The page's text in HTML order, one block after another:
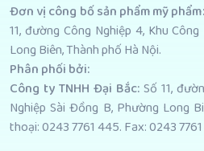
Đơn vị công bố sản phẩm mỹ phẩm:
11, đường Công Nghiệp 4, Khu
Long Biên, Thành phố Hà Nội.
Phân phối bởi:
Công ty TNHH Đại Bắc: Số 11,
Nghiệp Sài Đồng B, Phường Long
thoại: 0243 7761 445. Fax: 0243